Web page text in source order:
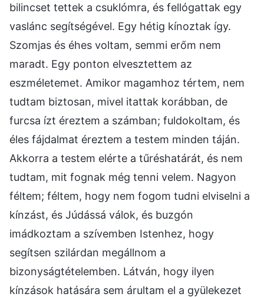
bilincset tettek a csuklómra, és fellógattak egy
vaslánc segítségével. Egy hétig kínoztak így.
Szomjas és éhes voltam, semmi erőm nem
maradt. Egy ponton elvesztettem az
eszméletemet. Amikor magamhoz tértem, nem
tudtam biztosan, mivel itattak korábban, de
furcsa ízt éreztem a számban; fuldokoltam, és
éles fájdalmat éreztem a testem minden táján.
Akkorra a testem elérte a tűréshatárát, és nem
tudtam, mit fognak még tenni velem. Nagyon
féltem; féltem, hogy nem fogom tudni elviselni a
kínzást, és Júdássá válok, és buzgón
imádkoztam a szívemben Istenhez, hogy
segítsen szilárdan megállnom a
bizonyságtételemben. Látván, hogy ilyen
kínzások hatására sem árultam el a gyülekezet